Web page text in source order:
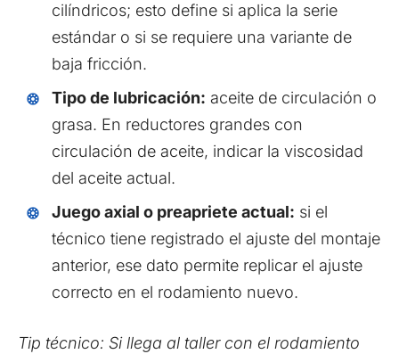
cilíndricos; esto define si aplica la serie
estándar o si se requiere una variante de
baja fricción.
Tipo de lubricación: aceite de circulación o
grasa. En reductores grandes con
circulación de aceite, indicar la viscosidad
del aceite actual.
Juego axial o preapriete actual: si el
técnico tiene registrado el ajuste del montaje
anterior, ese dato permite replicar el ajuste
correcto en el rodamiento nuevo.
Tip técnico: Si llega al taller con el rodamiento